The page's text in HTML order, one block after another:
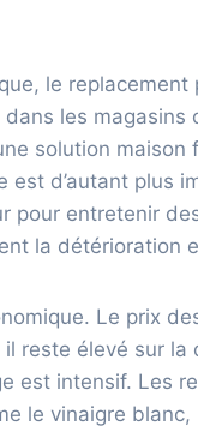
le
les magasins
solution
est d’autant plus
pour entretenir
la détérioration
Le prix
reste élevé sur
est intensif. Les
le vinaigre